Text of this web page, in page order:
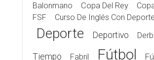
Balonmano
Copa Del Rey
FSF
Curso De Inglés Con Deporte
Deporte Deportivo
Tiempo Fabril Fútbol